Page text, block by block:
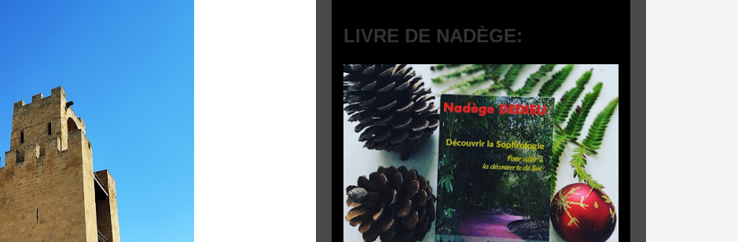
LIVRE DE NADÈGE: